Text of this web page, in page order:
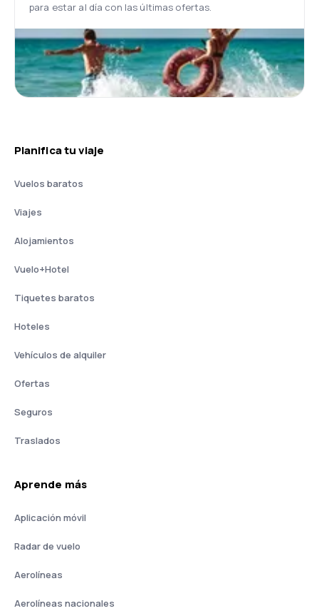
para estar al día con las últimas ofertas.
Planifica tu viaje
Vuelos baratos
Viajes
Alojamientos
Vuelo+Hotel
Tiquetes baratos
Hoteles
Vehículos de alquiler
Ofertas
Seguros
Traslados
Aprende más
Aplicación móvil
Radar de vuelo
Aerolíneas
Aerolíneas nacionales